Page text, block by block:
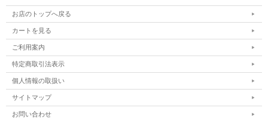
お店のトップへ戻る
カートを見る
ご利用案内
特定商取引法表示
個人情報の取扱い
サイトマップ
お問い合わせ